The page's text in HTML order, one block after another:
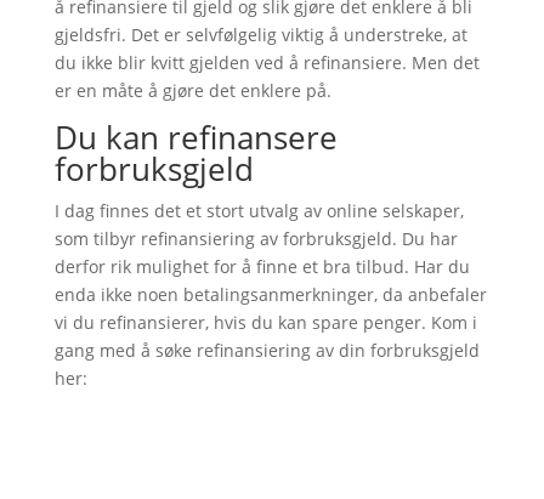
å refinansiere til gjeld og slik gjøre det enklere å bli
gjeldsfri. Det er selvfølgelig viktig å understreke, at
du ikke blir kvitt gjelden ved å refinansiere. Men det
er en måte å gjøre det enklere på.
Du kan refinansere
forbruksgjeld
I dag finnes det et stort utvalg av online selskaper,
som tilbyr refinansiering av forbruksgjeld. Du har
derfor rik mulighet for å finne et bra tilbud. Har du
enda ikke noen betalingsanmerkninger, da anbefaler
vi du refinansierer, hvis du kan spare penger. Kom i
gang med å søke refinansiering av din forbruksgjeld
her: